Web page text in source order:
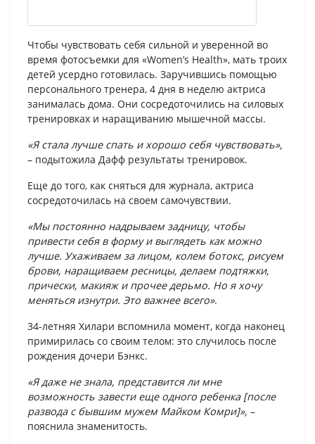
Чтобы чувствовать себя сильной и уверенной во
время фотосъемки для «Women’s Health», мать троих
детей усердно готовилась. Заручившись помощью
персонального тренера, 4 дня в неделю актриса
занималась дома. Они сосредоточились на силовых
тренировках и наращиванию мышечной массы.
«Я стала лучше спать и хорошо себя чувствовать»,
– подытожила Дафф результаты тренировок.
Еще до того, как сняться для журнала, актриса
сосредоточилась на своем самочувствии.
«Мы постоянно надрываем задницу, чтобы
привести себя в форму и выглядеть как можно
лучше. Ухаживаем за лицом, колем ботокс, рисуем
брови, наращиваем ресницы, делаем подтяжки,
прически, макияж и прочее дерьмо. Но я хочу
меняться изнутри. Это важнее всего».
34-летняя Хилари вспомнила момент, когда наконец
примирилась со своим телом: это случилось после
рождения дочери Бэнкс.
«Я даже не знала, представится ли мне
возможность завести еще одного ребенка [после
развода с бывшим мужем Майком Комри]», –
пояснила знаменитость.